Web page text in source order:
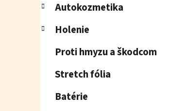
Autokozmetika
Holenie
Proti hmyzu a škodcom
Stretch fólia
Batérie